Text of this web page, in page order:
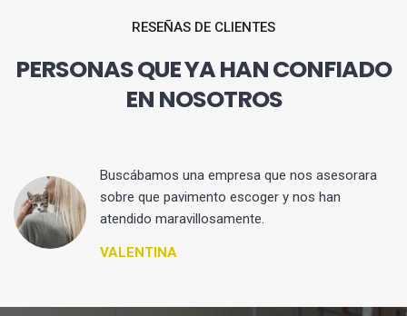
RESEÑAS DE CLIENTES
PERSONAS QUE YA HAN CONFIADO
EN NOSOTROS
Buscábamos una empresa que nos asesorara
sobre que pavimento escoger y nos han
atendido maravillosamente.
VALENTINA